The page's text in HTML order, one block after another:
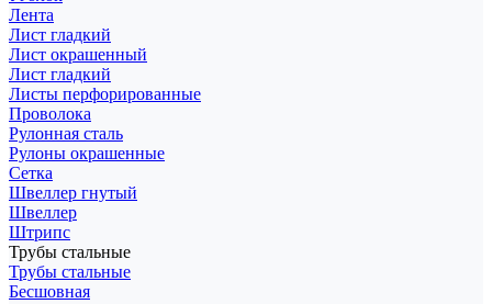
Лента
Лист гладкий
Лист окрашенный
Лист гладкий
Листы перфорированные
Проволока
Рулонная сталь
Рулоны окрашенные
Сетка
Швеллер гнутый
Швеллер
Штрипс
Трубы стальные
Трубы стальные
Бесшовная